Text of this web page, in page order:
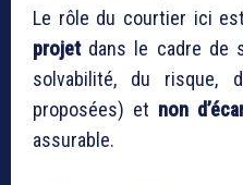
Le rôle du courtier ici
projetdans le cadre de
solvabilité, du risque,
proposées) et non
assurable.